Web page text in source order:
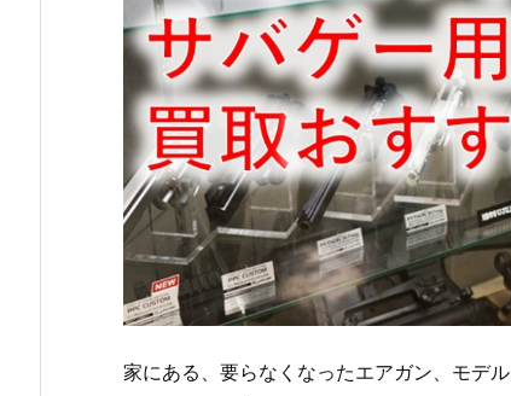
家にある、要らなくなったエアガン、モデ